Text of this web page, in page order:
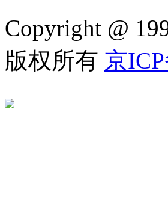
Copyright @
版权所有 京